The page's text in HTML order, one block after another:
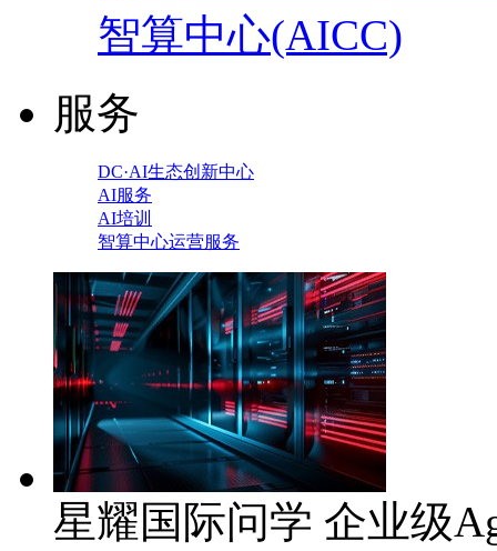
智算中心(AICC)
服务
DC·AI生态创新中心
AI服务
AI培训
智算中心运营服务
星耀国际问学 企业级